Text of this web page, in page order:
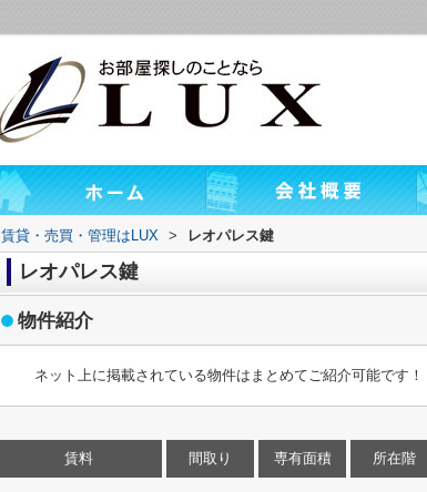
賃貸・売買・管理はLUX > レオパレス鍵
レオパレス鍵
物件紹介
ネット上に掲載されている物件はまとめてご紹介可能です！
賃料 間取り 専有面積 所在階